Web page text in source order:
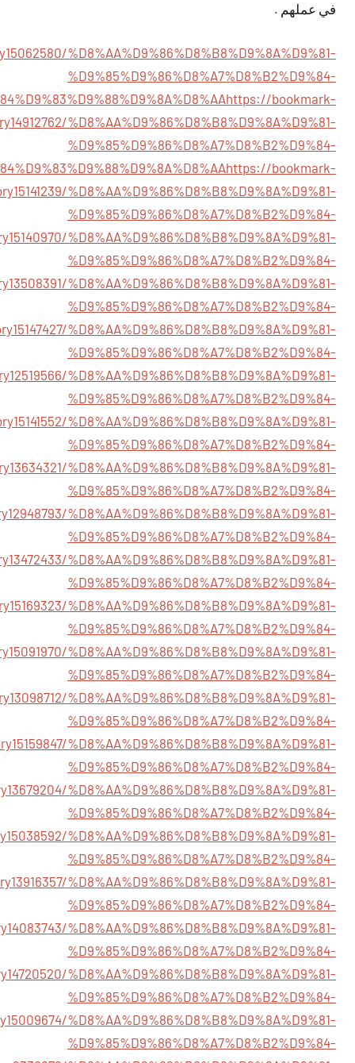
في عملهم .
%D8%AA%D9%86%D8%B8%D9%8A%D9%81-
%D9%85%D9%86%D8%A7%D8%B2%D9%84-
https://bookmark-
%D8%AA%D9%86%D8%B8%D9%8A%D9%81-
%D9%85%D9%86%D8%A7%D8%B2%D9%84-
https://bookmark-
%D8%AA%D9%86%D8%B8%D9%8A%D9%81-
%D9%85%D9%86%D8%A7%D8%B2%D9%84-
%D8%AA%D9%86%D8%B8%D9%8A%D9%81-
%D9%85%D9%86%D8%A7%D8%B2%D9%84-
%D8%AA%D9%86%D8%B8%D9%8A%D9%81-
%D9%85%D9%86%D8%A7%D8%B2%D9%84-
%D8%AA%D9%86%D8%B8%D9%8A%D9%81-
%D9%85%D9%86%D8%A7%D8%B2%D9%84-
%D8%AA%D9%86%D8%B8%D9%8A%D9%81-
%D9%85%D9%86%D8%A7%D8%B2%D9%84-
%D8%AA%D9%86%D8%B8%D9%8A%D9%81-
%D9%85%D9%86%D8%A7%D8%B2%D9%84-
%D8%AA%D9%86%D8%B8%D9%8A%D9%81-
%D9%85%D9%86%D8%A7%D8%B2%D9%84-
%D8%AA%D9%86%D8%B8%D9%8A%D9%81-
%D9%85%D9%86%D8%A7%D8%B2%D9%84-
%D8%AA%D9%86%D8%B8%D9%8A%D9%81-
%D9%85%D9%86%D8%A7%D8%B2%D9%84-
%D8%AA%D9%86%D8%B8%D9%8A%D9%81-
%D9%85%D9%86%D8%A7%D8%B2%D9%84-
%D8%AA%D9%86%D8%B8%D9%8A%D9%81-
%D9%85%D9%86%D8%A7%D8%B2%D9%84-
%D8%AA%D9%86%D8%B8%D9%8A%D9%81-
%D9%85%D9%86%D8%A7%D8%B2%D9%84-
%D8%AA%D9%86%D8%B8%D9%8A%D9%81-
%D9%85%D9%86%D8%A7%D8%B2%D9%84-
%D8%AA%D9%86%D8%B8%D9%8A%D9%81-
%D9%85%D9%86%D8%A7%D8%B2%D9%84-
%D8%AA%D9%86%D8%B8%D9%8A%D9%81-
%D9%85%D9%86%D8%A7%D8%B2%D9%84-
%D8%AA%D9%86%D8%B8%D9%8A%D9%81-
%D9%85%D9%86%D8%A7%D8%B2%D9%84-
%D8%AA%D9%86%D8%B8%D9%8A%D9%81-
%D9%85%D9%86%D8%A7%D8%B2%D9%84-
%D8%AA%D9%86%D8%B8%D9%8A%D9%81-
%D9%85%D9%86%D8%A7%D8%B2%D9%84-
%D8%AA%D9%86%D8%B8%D9%8A%D9%81-
%D9%85%D9%86%D8%A7%D8%B2%D9%84-